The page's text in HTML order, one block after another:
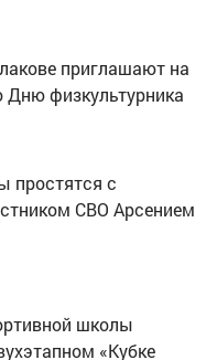
приглашают на
Дню физкультурника
простятся с
СВО Арсением
школы
«Кубке